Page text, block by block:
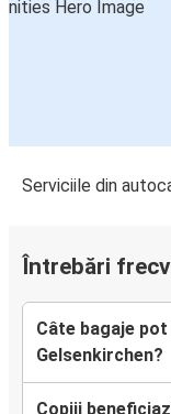
Serviciile din
Întrebări
Câte bagaje
Gelsenkirchen?
Copiii